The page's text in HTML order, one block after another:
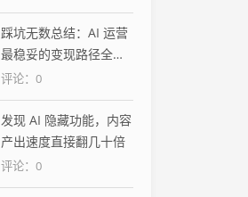
踩坑无数总结：AI 运营
最稳妥的变现路径全分
享
评论：0
发现 AI 隐藏功能，内容
产出速度直接翻几十倍
评论：0